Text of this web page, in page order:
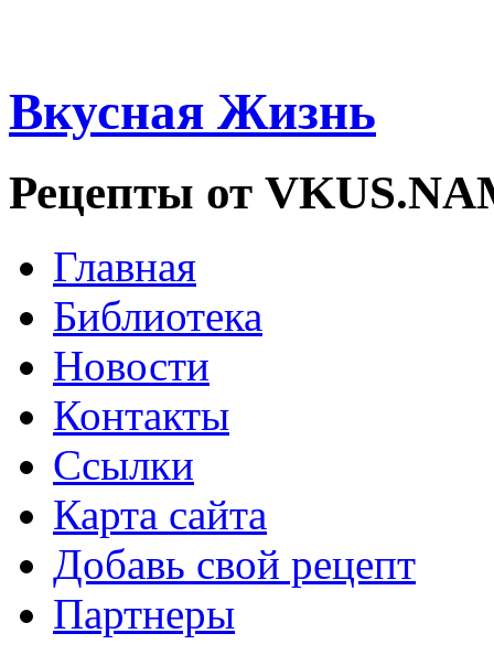
Вкусная Жизнь
Рецепты от
Главная
Библиотека
Новости
Контакты
Ссылки
Карта сайта
Добавь свой рецепт
Партнеры